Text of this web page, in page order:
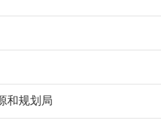
和规划局